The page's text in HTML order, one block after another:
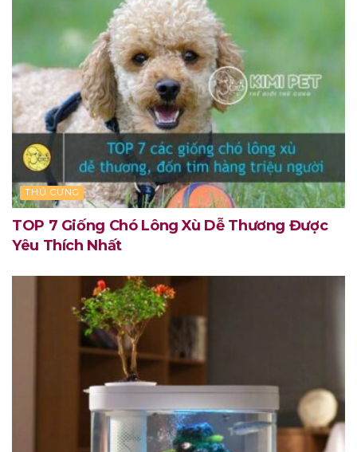
THÚ CƯNG
TOP 7 Giống Chó Lông Xù Dễ Thương Được
Yêu Thích Nhất